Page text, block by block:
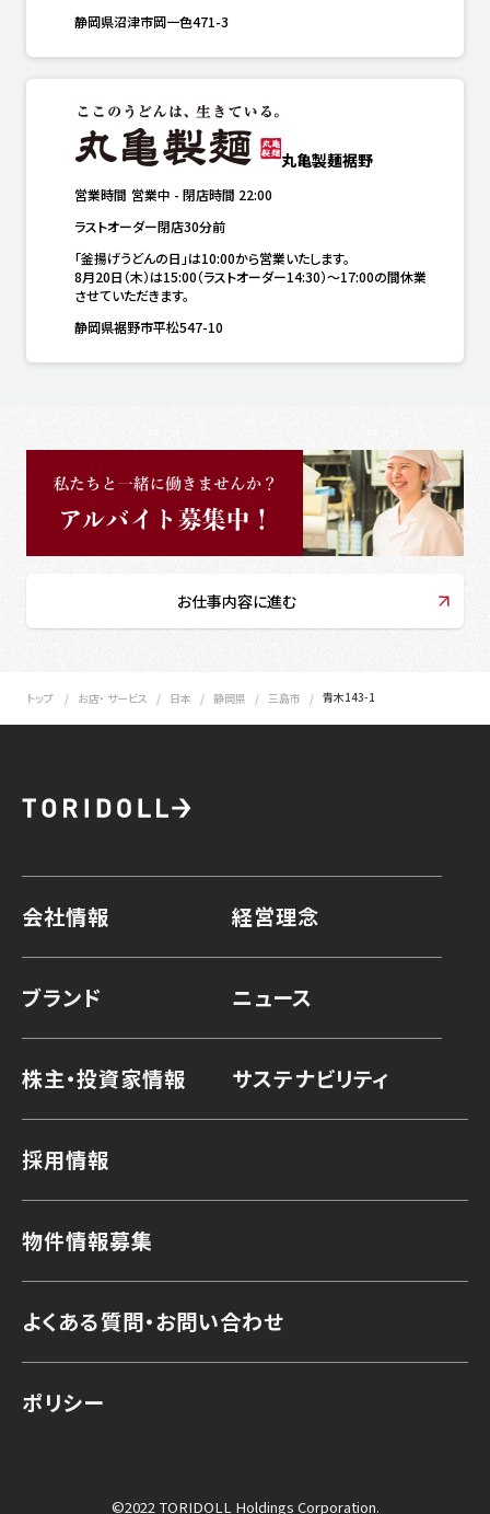
静岡県沼津市岡一色471-3
丸亀製麺裾野
営業時間 営業中 - 閉店時間 22:00
ラストオーダー閉店30分前
「釜揚げうどんの日」は10:00から営業いたします。
8月20日（木）は15:00（ラストオーダー14:30）～17:00の間休業
させていただきます。
静岡県裾野市平松547-10
お仕事内容に進む
トップ お店・ サービス 日本 静岡県 三島市 青木143-1
会社情報 経営理念
ブランド ニュース
株主・投資家情報 サステナビリティ
採用情報
物件情報募集
よくある質問・お問い合わせ
ポリシー
©2022 TORIDOLL Holdings Corporation.